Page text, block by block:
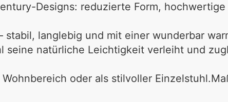
Designs: reduzierte Form,
stabil, langlebig und mit einer wunderbar
seine natürliche Leichtigkeit verleiht und
oder als stilvoller Einzelstuhl.